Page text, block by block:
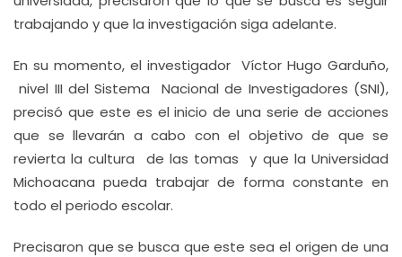
trabajando y que la investigación siga adelante.
En su momento, el investigador Víctor Hugo Garduño,
nivel III del Sistema Nacional de Investigadores (SNI),
precisó que este es el inicio de una serie de acciones
que se llevarán a cabo con el objetivo de que se
revierta la cultura de las tomas y que la Universidad
Michoacana pueda trabajar de forma constante en
todo el periodo escolar.
Precisaron que se busca que este sea el origen de una